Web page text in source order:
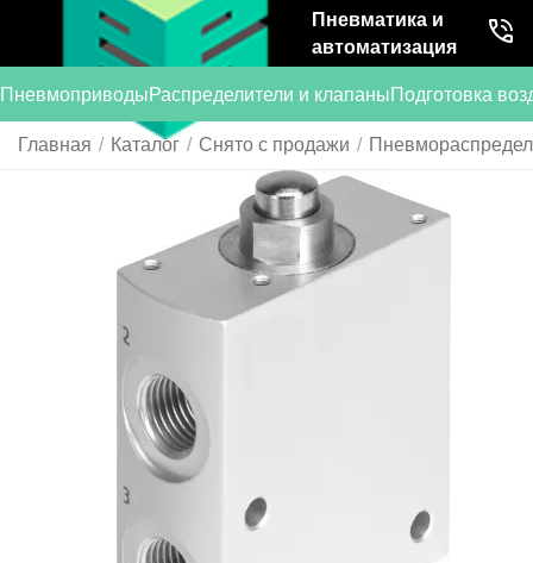
Пневматика и
автоматизация
ПневмоприводыРаспределители и клапаныПодготовка
Главная / Каталог / Снято с продажи /